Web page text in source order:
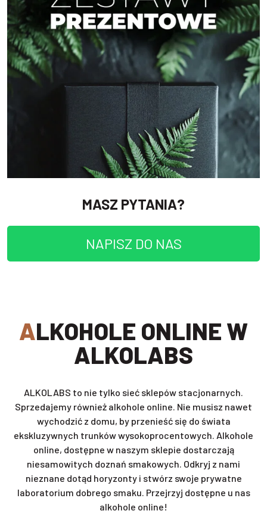
MASZ PYTANIA?
NAPISZ DO NAS
ALKOHOLE ONLINE W
ALKOLABS
ALKOLABS to nie tylko sieć sklepów stacjonarnych.
Sprzedajemy również alkohole online. Nie musisz nawet
wychodzić z domu, by przenieść się do świata
ekskluzywnych trunków wysokoprocentowych. Alkohole
online, dostępne w naszym sklepie dostarczają
niesamowitych doznań smakowych. Odkryj z nami
nieznane dotąd horyzonty i stwórz swoje prywatne
laboratorium dobrego smaku. Przejrzyj dostępne u nas
alkohole online!